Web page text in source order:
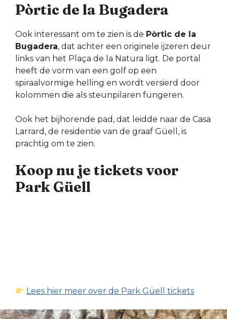
Pòrtic de la Bugadera
Ook interessant om te zien is de Pòrtic de la
Bugadera, dat achter een originele ijzeren deur
links van het Plaça de la Natura ligt. De portal
heeft de vorm van een golf op een
spiraalvormige helling en wordt versierd door
kolommen die als steunpilaren fungeren.
Ook het bijhorende pad, dat leidde naar de Casa
Larrard, de residentie van de graaf Güell, is
prachtig om te zien.
Koop nu je tickets voor
Park Güell
Lees hier meer over de Park Güell tickets